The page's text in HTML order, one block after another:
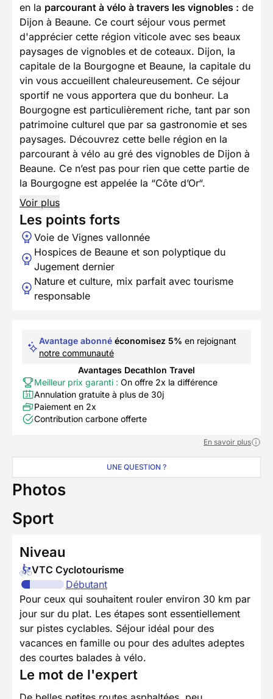
en la parcourant à vélo à travers les vignobles : de
Dijon à Beaune. Ce court séjour vous permet
d'apprécier cette région viticole avec ses beaux
paysages de vignobles et de coteaux. Dijon, la
capitale de la Bourgogne et Beaune, la capitale du
vin vous accueillent chaleureusement. Ce séjour
sportif ne vous apportera que du bonheur. La
Bourgogne est particulièrement riche, tant par son
patrimoine culturel que par sa gastronomie et ses
paysages. Découvrez cette belle région en la
parcourant à vélo au gré des vignobles de Dijon à
Beaune. Ce n’est pas pour rien que cette partie de
la Bourgogne est appelée la “Côte d’Or“.
Voir plus
Les points forts
Voie de Vignes vallonnée
Hospices de Beaune et son polyptique du
Jugement dernier
Nature et culture, mix parfait avec tourisme
responsable
Avantage abonné économisez 5% en rejoignant
notre communauté
Avantages Decathlon Travel
Meilleur prix garanti : On offre 2x la différence
Annulation gratuite à plus de 30j
Paiement en 2x
Contribution carbone offerte
En savoir plus
UNE QUESTION ?
Photos
Sport
Niveau
VTC Cyclotourisme
Débutant
Pour ceux qui souhaitent rouler environ 30 km par
jour sur du plat. Les étapes sont essentiellement
sur pistes cyclables. Séjour idéal pour des
vacances en famille ou pour des adultes adeptes
des courtes balades à vélo.
Le mot de l'expert